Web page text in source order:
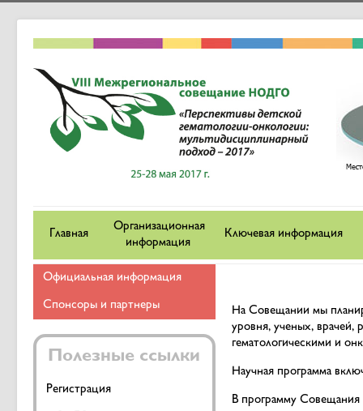
Главная
Организационная
информация
Ключевая информация
Официальная информация
Спонсоры и партнеры
Полезные ссылки
Регистрация
На Совещании мы
уровня, ученых, врачей,
гематологическими и
Научная программа
В программу